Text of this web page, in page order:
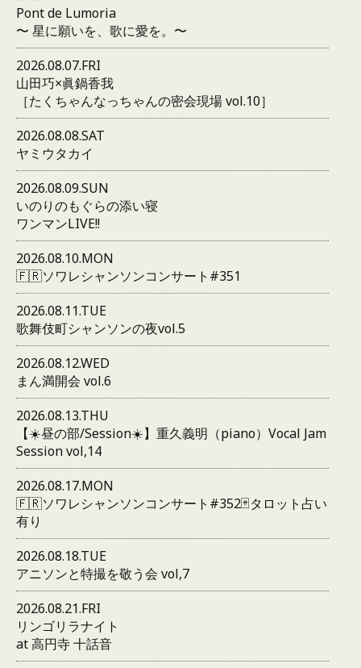
Pont de Lumoria
〜 星に願いを、歌に愛を。〜
2026.08.07.FRI
山田巧×眞鍋香我
［たくちゃんなっちゃんの密会現場 vol.10］
2026.08.08.SAT
ヤミウタカイ
2026.08.09.SUN
いのりのもぐらの添い寝
ワンマンLIVE!!
2026.08.10.MON
🇫🇷ソワレシャンソンコンサート#351
2026.08.11.TUE
歌舞伎町シャンソンの夜vol.5
2026.08.12.WED
まん満開会 vol.6
2026.08.13.THU
【☀️昼の部/Session☀️】重久義明（piano）Vocal Jam
Session vol,14
2026.08.17.MON
🇫🇷ソワレシャンソンコンサート#352🃏タロット占い
有り
2026.08.18.TUE
アニソンと特撮を敬う会 vol,7
2026.08.21.FRI
リンゴリラナイト
at 高円寺 十話音